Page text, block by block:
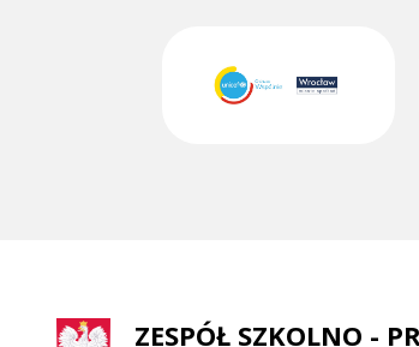
ZESPÓŁ SZKOLNO -